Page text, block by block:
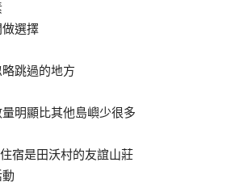
選擇
跳過的地方
明顯比其他島嶼少很多
宿是田沃村的友誼山莊